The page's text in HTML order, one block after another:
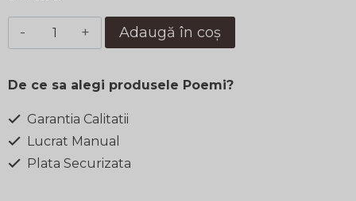
Cantitate
Farfurie
cm
Terra
Vanilla
Adaugă în coș
De ce sa alegi produsele Poemi?
Garantia Calitatii
Lucrat Manual
Plata Securizata